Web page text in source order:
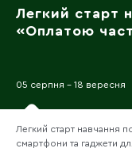
Легкий старт
«Оплатою
05 серпня - 18 вересня
Легкий старт навчання
смартфони та гаджети